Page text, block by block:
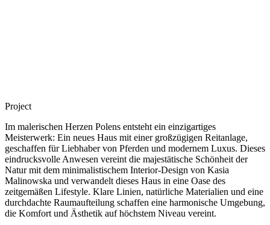
Project
Im malerischen Herzen Polens entsteht ein einzigartiges
Meisterwerk: Ein neues Haus mit einer großzügigen Reitanlage,
geschaffen für Liebhaber von Pferden und modernem Luxus. Dieses
eindrucksvolle Anwesen vereint die majestätische Schönheit der
Natur mit dem minimalistischem Interior-Design von Kasia
Malinowska und verwandelt dieses Haus in eine Oase des
zeitgemäßen Lifestyle. Klare Linien, natürliche Materialien und eine
durchdachte Raumaufteilung schaffen eine harmonische Umgebung,
die Komfort und Ästhetik auf höchstem Niveau vereint.